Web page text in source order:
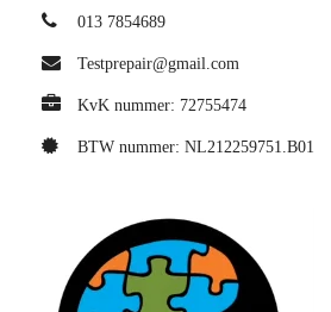
013 7854689
Testprepair@gmail.com
KvK nummer: 72755474
BTW nummer: NL212259751.B01